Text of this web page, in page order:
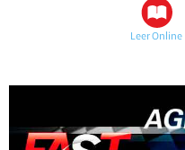
Leer Online